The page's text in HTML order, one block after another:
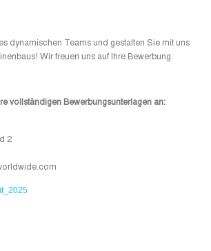
dynamischen Teams und gestalten Sie mit uns
Wir freuen uns auf Ihre Bewerbung.
vollständigen Bewerbungsunterlagen an:
2